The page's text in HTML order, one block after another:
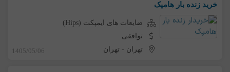
خرید زنده بار هامپک
ضایعات های ایمپکت (Hips)
توافقی
تهران - تهران 1405/05/06